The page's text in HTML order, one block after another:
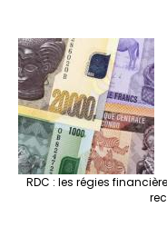
RDC : les régies